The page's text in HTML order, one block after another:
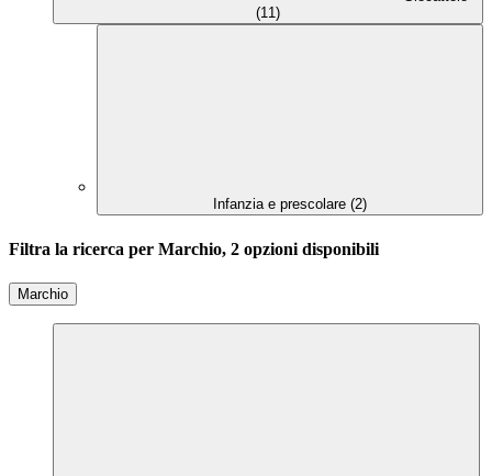
(11)
Infanzia e prescolare (2)
Filtra la ricerca per Marchio, 2 opzioni disponibili
Marchio